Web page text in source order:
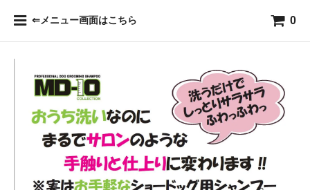
⇐メニュー画面はこちら 0